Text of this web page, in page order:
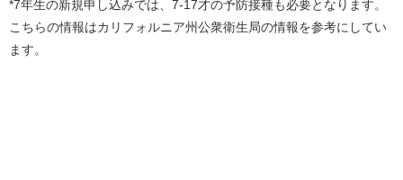
*7年生の新規申し込みでは、7-17才の予防接種も必要となります。
こちらの情報はカリフォルニア州公衆衛生局の情報を参考にしてい
ます。